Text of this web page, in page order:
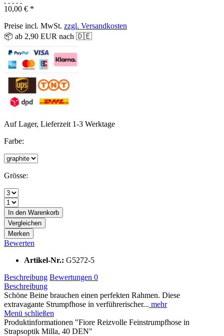
10,00 € *
Preise incl. MwSt. zzgl. Versandkosten
📦 ab 2,90 EUR nach 🇩🇪
Auf Lager, Lieferzeit 1-3 Werktage
Farbe:
Grösse:
In den Warenkorb
Vergleichen
Merken
Bewerten
Artikel-Nr.: G5272-5
Beschreibung Bewertungen 0
Beschreibung
Schöne Beine brauchen einen perfekten Rahmen. Diese
extravagante Strumpfhose in verführerischer... mehr
Menü schließen
Produktinformationen "Fiore Reizvolle Feinstrumpfhose in
Strapsoptik Milla, 40 DEN"